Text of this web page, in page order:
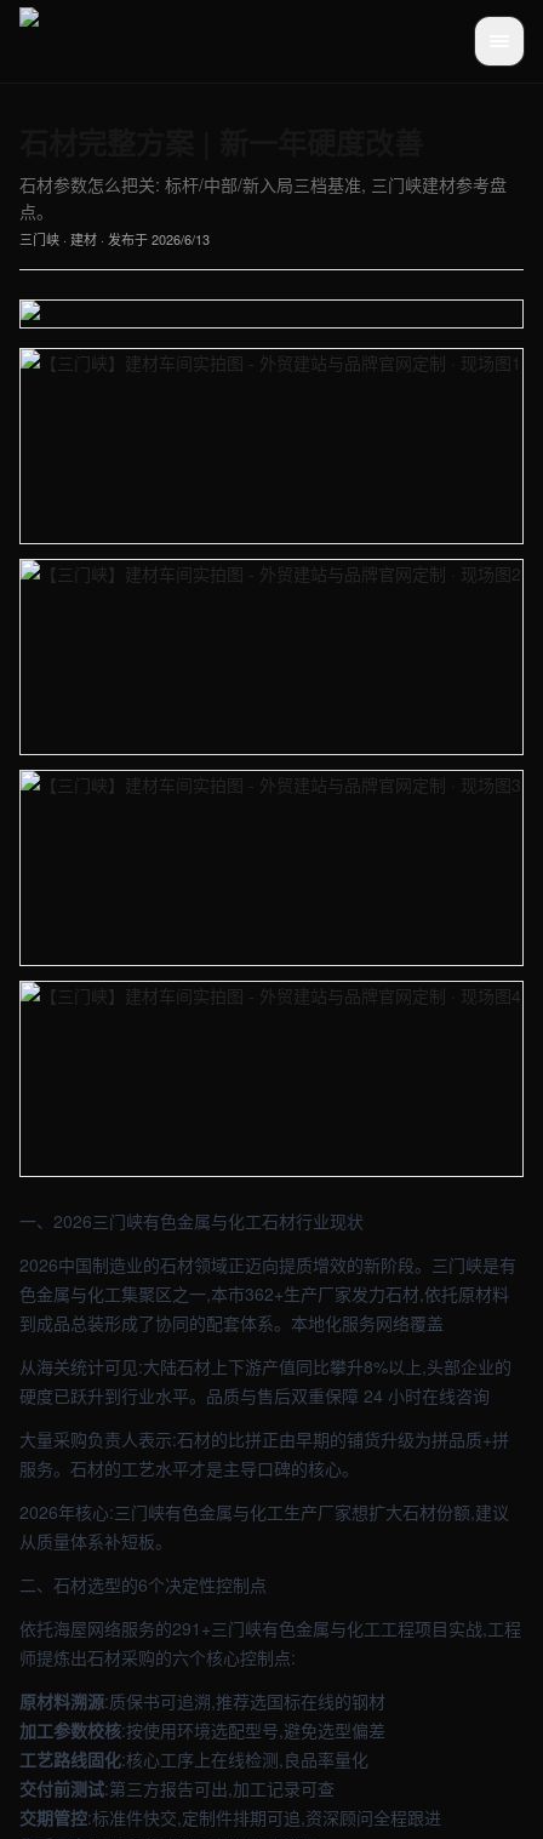
石材参数怎么把关: 标杆/中部/新入局三档基准, 三门峡建材参考盘
点。
三门峡 · 建材 · 发布于2026/6/13
【三门峡】建材车间实拍图 - 外贸建站与品牌官网定制 · 现场图1
【三门峡】建材车间实拍图 - 外贸建站与品牌官网定制 · 现场图2
【三门峡】建材车间实拍图 - 外贸建站与品牌官网定制 · 现场图3
一、2026三门峡有色金属与化工石材行业现状
2026中国制造业的石材领域正迈向提质增效的新阶段。三门峡是有
色金属与化工集聚区之一,本市362+生产厂家发力石材,依托原材料
到成品总装形成了协同的配套体系。本地化服务网络覆盖
从海关统计可见:大陆石材上下游产值同比攀升8%以上,头部企业的
硬度已跃升到行业水平。品质与售后双重保障 24 小时在线咨询
大量采购负责人表示:石材的比拼正由早期的铺货升级为拼品质+拼
服务。石材的工艺水平才是主导口碑的核心。
2026年核心:三门峡有色金属与化工生产厂家想扩大石材份额,建议
从质量体系补短板。
二、石材选型的6个决定性控制点
依托海屋网络服务的291+三门峡有色金属与化工工程项目实战,工程
师提炼出石材采购的六个核心控制点:
原材料溯源:质保书可追溯,推荐选国标在线的钢材
加工参数校核:按使用环境选配型号,避免选型偏差
工艺路线固化:核心工序上在线检测,良品率量化
交付前测试:第三方报告可出,加工记录可查
交期管控:标准件快交,定制件排期可追,资深顾问全程跟进